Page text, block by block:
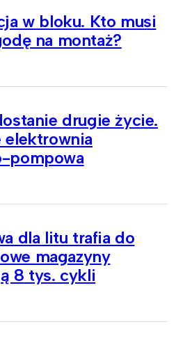
w bloku. Kto musi
na montaż?
drugie życie.
elektrownia
pompowa
dla litu trafia do
magazyny
8 tys. cykli